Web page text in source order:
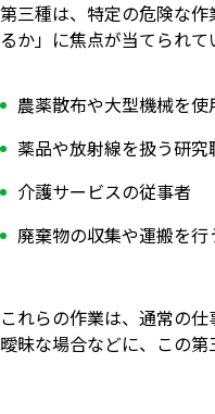
第三種は、特定の危険な
るか」に焦点が当てられ
農薬散布や大型機械を
薬品や放射線を扱う研究
介護サービスの従事者
廃棄物の収集や運搬を行
これらの作業は、通常の
曖昧な場合などに、この